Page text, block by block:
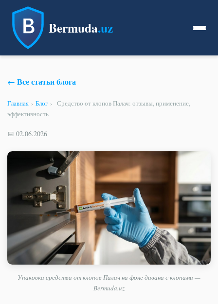
Bermuda.uz
← Все статьи блога
Главная › Блог ›
Средство от клопов Палач: отзывы, применение,
эффективность
📅 02.06.2026
Упаковка средства от клопов Палач на фоне дивана с клопами —
Bermuda.uz